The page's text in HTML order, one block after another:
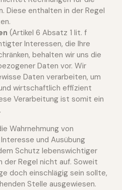
Diese enthalten in der Regel
(Artikel 6 Absatz 1 lit. f
Interessen, die Ihre
behalten wir uns die
Daten vor. Wir
Daten verarbeiten, um
wirtschaftlich effizient
Verarbeitung ist somit ein
Wahrnehmung von
und Ausübung
Schutz lebenswichtiger
Regel nicht auf. Soweit
doch einschlägig sein sollte,
Stelle ausgewiesen.